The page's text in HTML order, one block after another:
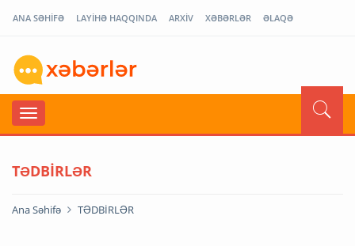
ANA SƏHİFƏ LAYİHƏ HAQQINDA ARXİV XƏBƏRLƏR ƏLAQƏ
TƏDBİRLƏR
Ana Səhifə TƏDBİRLƏR